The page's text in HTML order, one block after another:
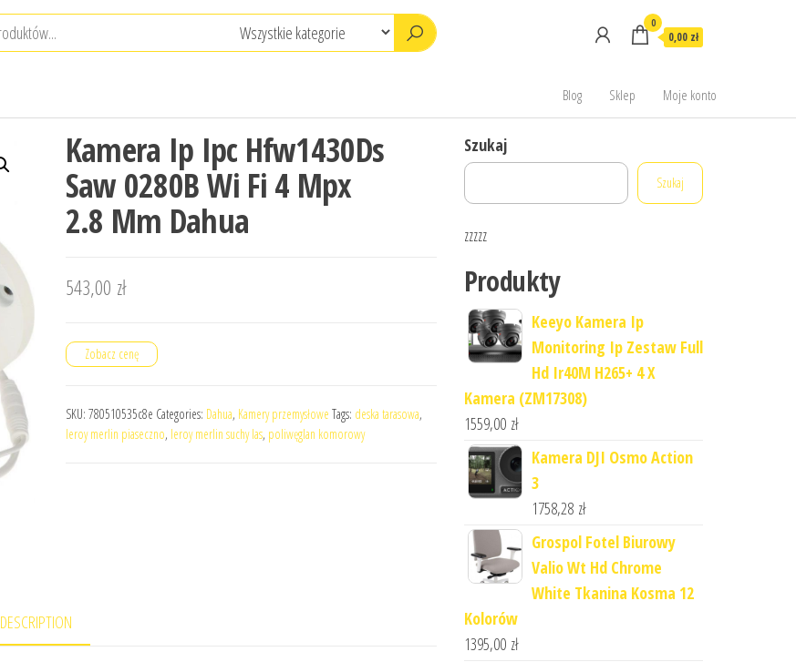
0
0,00 zł
Blog Sklep Moje konto
Kamera Ip Ipc Hfw1430Ds
Saw 0280B Wi Fi 4 Mpx
2.8 Mm Dahua
543,00 zł
Zobacz cenę
SKU: 780510535c8e Categories: Dahua, Kamery przemysłowe Tags: deska tarasowa,
leroy merlin piaseczno, leroy merlin suchy las, poliwęglan komorowy
DESCRIPTION
Szukaj
Szukaj
zzzzz
Produkty
Keeyo Kamera Ip
Monitoring Ip Zestaw Full
Hd Ir40M H265+ 4 X
Kamera (ZM17308)
1559,00 zł
Kamera DJI Osmo Action
3
1758,28 zł
Grospol Fotel Biurowy
Valio Wt Hd Chrome
White Tkanina Kosma 12
Kolorów
1395,00 zł